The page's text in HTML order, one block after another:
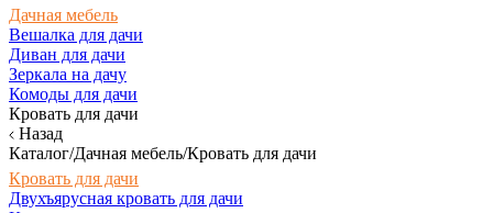
Дачная мебель
Вешалка для дачи
Диван для дачи
Зеркала на дачу
Комоды для дачи
Кровать для дачи
Назад
Каталог/Дачная мебель/Кровать для дачи
Кровать для дачи
Двухъярусная кровать для дачи